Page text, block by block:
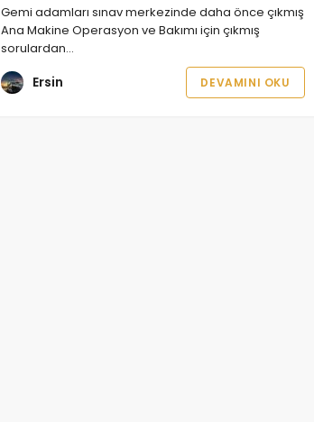
Gemi adamları sınav merkezinde daha önce çıkmış
Ana Makine Operasyon ve Bakımı için çıkmış
sorulardan…
Ersin DEVAMINI OKU